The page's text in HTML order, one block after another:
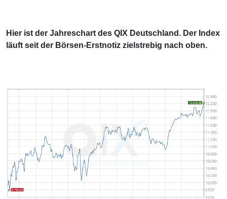
Hier ist der Jahreschart des QIX Deutschland. Der Index
läuft seit der Börsen-Erstnotiz zielstrebig nach oben.